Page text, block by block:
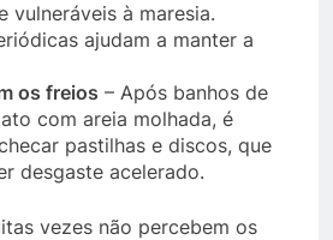
vulneráveis à maresia.
ajudam a manter a
os freios – Após banhos de
com areia molhada, é
pastilhas e discos, que
desgaste acelerado.
vezes não percebem os